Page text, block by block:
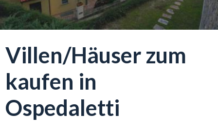
Villen/Häuser zum
kaufen in
Ospedaletti
Dienstleistungen
Objektsuche
Blog
Kontakt
Immobilientyp
-
Mehrfachauswahl